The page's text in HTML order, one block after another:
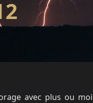
avec plus ou